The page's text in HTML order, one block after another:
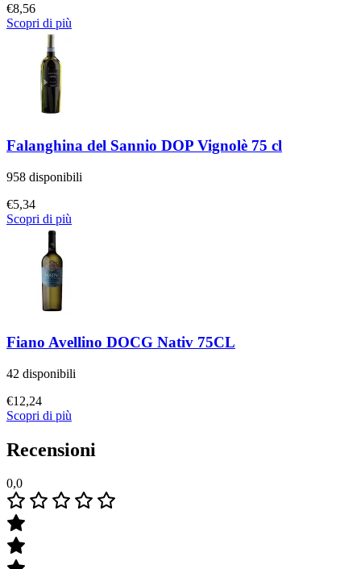
€8,56
Scopri di più
Falanghina del Sannio DOP Vignolè 75 cl
958 disponibili
€5,34
Scopri di più
Fiano Avellino DOCG Nativ 75CL
42 disponibili
€12,24
Scopri di più
Recensioni
0,0